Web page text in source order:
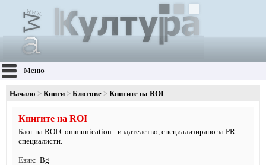
Меню
Начало Книги Блогове Книгите на ROI
Книгите на ROI
Блог на ROI Communication - издателство, специализирано за PR
специалисти.
Език
Bg